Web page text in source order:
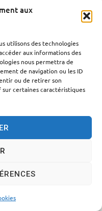
aux
utilisons des technologies
aux informations des
nous permettra de
de navigation ou les ID
ou de retirer son
certaines caractéristiques
Utopia